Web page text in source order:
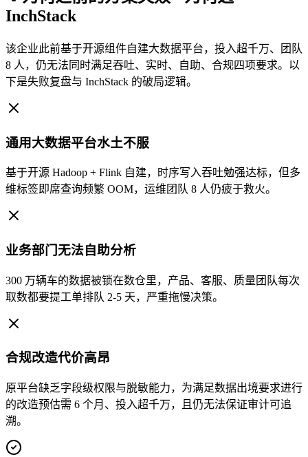
InchStack
该企业此前基于开源组件自建大数据平台，投入超千万、团队
8 人，仍无法同时满足吞吐、实时、自助、合规四项要求。以
下是失败复盘与 InchStack 的破局逻辑。
通用大数据平台水土不服
基于开源 Hadoop + Flink 自建，时序写入吞吐勉强达标，但多
维标签即席查询频繁 OOM，运维团队 8 人仍疲于救火。
业务部门无法自助分析
300 万辆车的数据被锁在数仓里，产品、客服、质量团队每次
取数都要提工单排队 2-5 天，严重拖慢决策。
合规改造代价高昂
原平台缺乏字段级权限与脱敏能力，为满足数据出境要求进行
的改造预估需 6 个月、投入超千万，且仍无法保证审计可追
溯。